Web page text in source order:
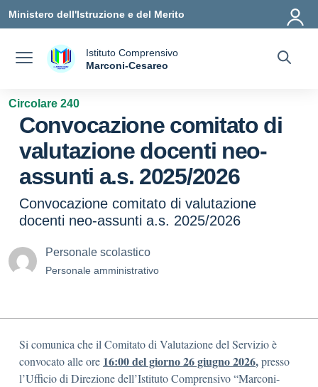
Vai ai contenuti
Vai al menu di navigazione
Vai al footer
Ministero dell'Istruzione e del Merito
Istituto Comprensivo
Marconi-Cesareo
Circolare 240
Convocazione comitato di
valutazione docenti neo-
assunti a.s. 2025/2026
Convocazione comitato di valutazione
docenti neo-assunti a.s. 2025/2026
Personale scolastico
Personale amministrativo
Si comunica che il Comitato di Valutazione del Servizio è
convocato alle ore 16:00 del giorno 26 giugno 2026,presso
l’Ufficio di Direzione dell’Istituto Comprensivo “Marconi-